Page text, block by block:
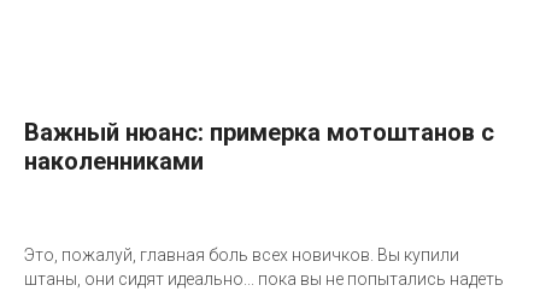
Важный нюанс: примерка мотоштанов с
наколенниками
Это, пожалуй, главная боль всех новичков. Вы купили
штаны, они сидят идеально... пока вы не попытались надеть